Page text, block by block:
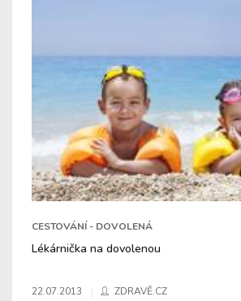
CESTOVÁNÍ - DOVOLENÁ
Lékárnička na dovolenou
22.07.2013 ZDRAVĚ.CZ